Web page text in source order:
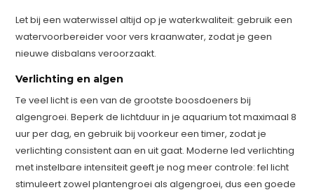
Let bij een waterwissel altijd op je waterkwaliteit: gebruik een
watervoorbereider voor vers kraanwater, zodat je geen
nieuwe disbalans veroorzaakt.
Verlichting en algen
Te veel licht is een van de grootste boosdoeners bij
algengroei. Beperk de lichtduur in je aquarium tot maximaal 8
uur per dag, en gebruik bij voorkeur een timer, zodat je
verlichting consistent aan en uit gaat. Moderne led verlichting
met instelbare intensiteit geeft je nog meer controle: fel licht
stimuleert zowel plantengroei als algengroei, dus een goede